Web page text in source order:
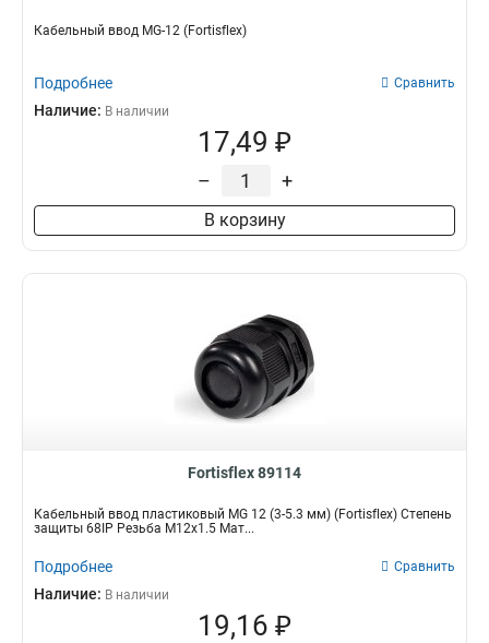
Кабельный ввод MG-12 (Fortisflex)
Подробнее Сравнить
Наличие: В наличии
17,49 ₽
– +
В корзину
Fortisflex 89114
Кабельный ввод пластиковый МG 12 (3-5.3 мм) (Fortisflex) Степень
защиты 68IP Резьба M12x1.5 Мат...
Подробнее Сравнить
Наличие: В наличии
19,16 ₽